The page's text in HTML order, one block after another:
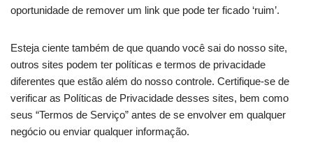
oportunidade de remover um link que pode ter ficado ‘ruim’.
Esteja ciente também de que quando você sai do nosso site,
outros sites podem ter políticas e termos de privacidade
diferentes que estão além do nosso controle. Certifique-se de
verificar as Políticas de Privacidade desses sites, bem como
seus “Termos de Serviço” antes de se envolver em qualquer
negócio ou enviar qualquer informação.